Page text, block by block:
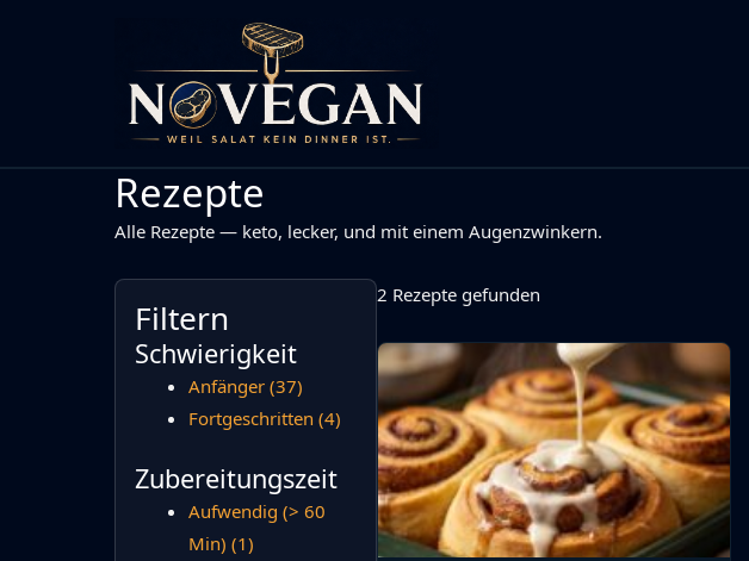
Rezepte
Alle Rezepte — keto, lecker, und mit einem Augenzwinkern.
Filtern
Schwierigkeit
Anfänger (37)
Fortgeschritten (4)
Zubereitungszeit
Aufwendig (> 60
Min) (1)
2 Rezepte gefunden